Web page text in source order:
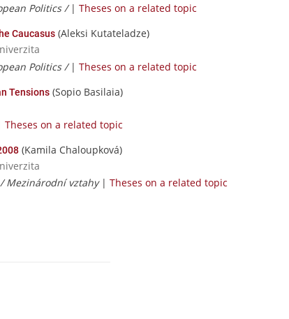
Politics / | Theses on a related topic
Caucasus (Aleksi Kutateladze)
Politics / | Theses on a related topic
Tensions (Sopio Basilaia)
Theses on a related topic
(Kamila Chaloupková)
Mezinárodní vztahy| Theses on a related topic